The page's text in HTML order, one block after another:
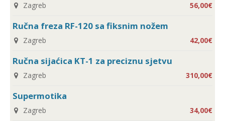
Zagreb 56,00€
Ručna freza RF-120 sa fiksnim nožem
Zagreb 42,00€
Ručna sijaćica KT-1 za preciznu sjetvu
Zagreb 310,00€
Supermotika
Zagreb 34,00€